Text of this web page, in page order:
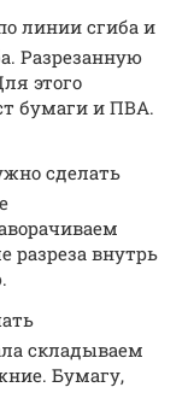
линии сгиба и
Разрезанную
этого
бумаги и ПВА.
сделать
разреза внутрь
складываем
Бумагу,